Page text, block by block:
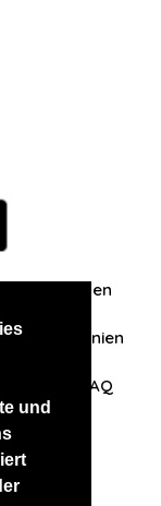
und
Erfahrungen
FAQ